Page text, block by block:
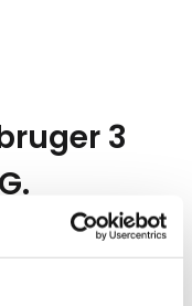
3
af Marty
man